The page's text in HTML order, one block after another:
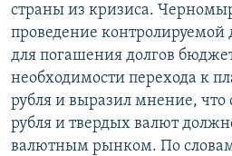
СИБИРЬ.РЕАЛИИ
РАСПИСАНИЕ ВЕЩАНИЯ
ПОДПИШИТЕСЬ НА РАССЫЛКУ
СОЦИАЛЬНЫЕ СЕТИ
страны из кризиса.
проведение
для погашения долгов
необходимости перехода к
рубля и выразил мнение, что
рубля и твердых валют
валютным рынком. По